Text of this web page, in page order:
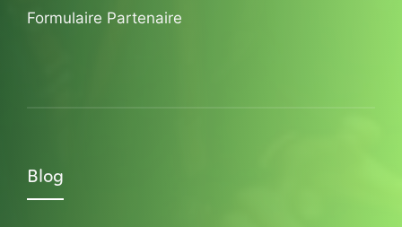
Formulaire Partenaire
Blog